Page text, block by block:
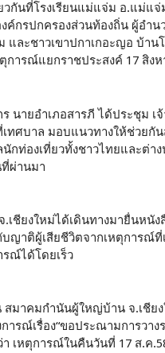
วกันที่โรงเรียนแม่แจ่ม อ.แม่แ
ค์กรปกครองส่วนท้องถิ่น ผู้อำ
ละชาวเขาปกาเกอะญอ บ้าน
การณ์แยกราชประสงค์ 17 สิ
นายอำเภอสารภี ได้ประชุม
เทศบาล มอบแนวทางให้ช่วย
ท่องเที่ยวทั้งชาวไทยและต่า
ผ่านมา
เชียงใหม่ได้เดินทางมายื่นหนั
บญาติผู้เสียชีวิตจากเหตุการณ์
ณ์ได้โดยเร็ว
สมาคมกำนันผู้ใหญ่บ้าน จ.เชี
รณ์เรื่อง“ขอประณามการวา
า เหตุการณ์ในคืนวันที่ 17 ส.ค